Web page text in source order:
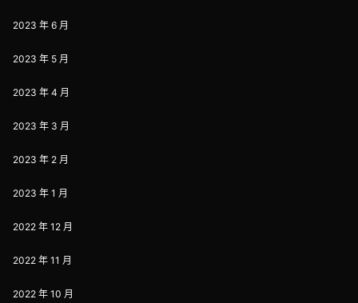
2023 年 6 月
2023 年 5 月
2023 年 4 月
2023 年 3 月
2023 年 2 月
2023 年 1 月
2022 年 12 月
2022 年 11 月
2022 年 10 月